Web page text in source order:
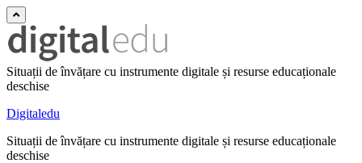
Situații de învățare cu instrumente digitale și resurse educaționale
deschise
Digitaledu
Situații de învățare cu instrumente digitale și resurse educaționale
deschise